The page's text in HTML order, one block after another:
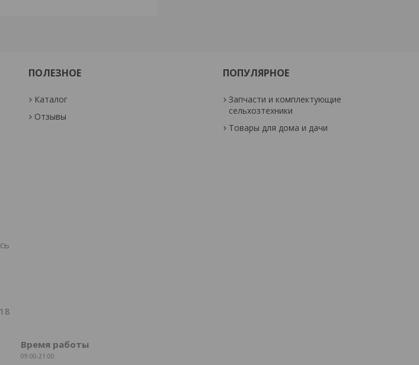
ПОЛЕЗНОЕ
Каталог
Отзывы
ПОПУЛЯРНОЕ
Запчасти и комплектующие
сельхозтехники
Товары для дома и дачи
Время работы
09:00-21:00